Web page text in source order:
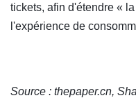
tickets, afin d'étendre «
l'expérience de
Source : thepaper.cn,